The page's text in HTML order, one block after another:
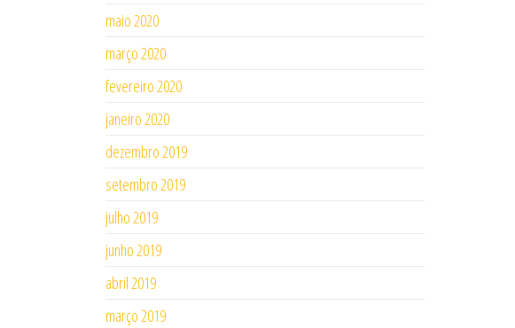
maio 2020
março 2020
fevereiro 2020
janeiro 2020
dezembro 2019
setembro 2019
julho 2019
junho 2019
abril 2019
março 2019